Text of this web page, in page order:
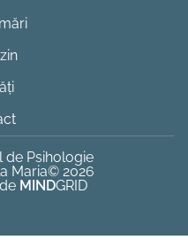
de Psihologie
Maria© 2026
MINDGRID